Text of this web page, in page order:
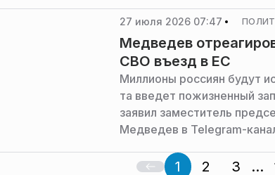
27 июля 2026 07:47
Медведев
СВО въезд в ЕС
Миллионы россиян будут
та введет пожизненный
заявил заместитель
Медведев в Telegram-
1 2 3 ...